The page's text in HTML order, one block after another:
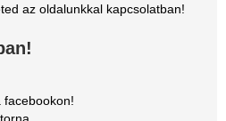
az oldalunkkal kapcsolatban!
facebookon!